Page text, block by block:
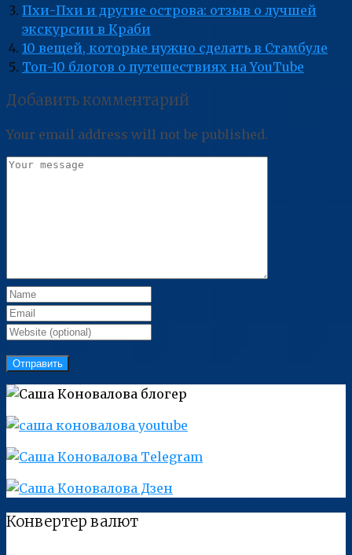
Пхи-Пхи и другие острова: отзыв о лучшей
экскурсии в Краби
10 вещей, которые нужно сделать в Стамбуле
Топ-10 блогов о путешествиях на YouTube
Добавить комментарий
Your email address will not be published.
Конвертер валют